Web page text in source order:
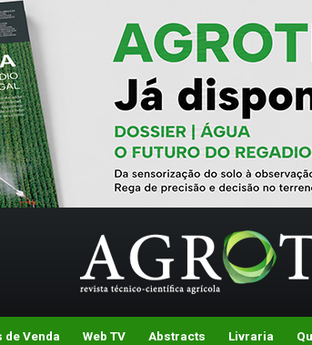
de Venda Web TV Abstracts Livraria